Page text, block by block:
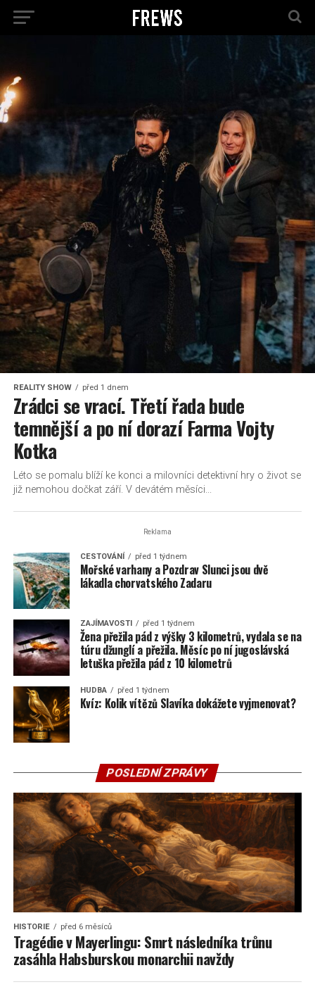
REALITY SHOW před 1 dnem
Zrádci se vrací. Třetí řada bude
temnější a po ní dorazí Farma Vojty
Kotka
Léto se pomalu blíží ke konci a milovníci detektivní hry o život se
již nemohou dočkat září. V devátém měsíci...
Reklama
CESTOVÁNÍ před 1 týdnem
Mořské varhany a Pozdrav Slunci jsou dvě
lákadla chorvatského Zadaru
ZAJÍMAVOSTI před 1 týdnem
Žena přežila pád z výšky 3 kilometrů, vydala se na
túru džunglí a přežila. Měsíc po ní jugoslávská
letuška přežila pád z 10 kilometrů
HUDBA před 1 týdnem
Kvíz: Kolik vítězů Slavíka dokážete vyjmenovat?
POSLEDNÍ ZPRÁVY
HISTORIE před 6 měsíců
Tragédie v Mayerlingu: Smrt následníka trůnu
zasáhla Habsburskou monarchii navždy